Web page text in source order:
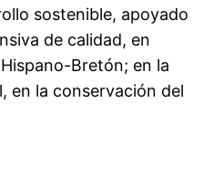
sostenible, apoyado
de calidad, en
Bretón; en la
en la conservación del